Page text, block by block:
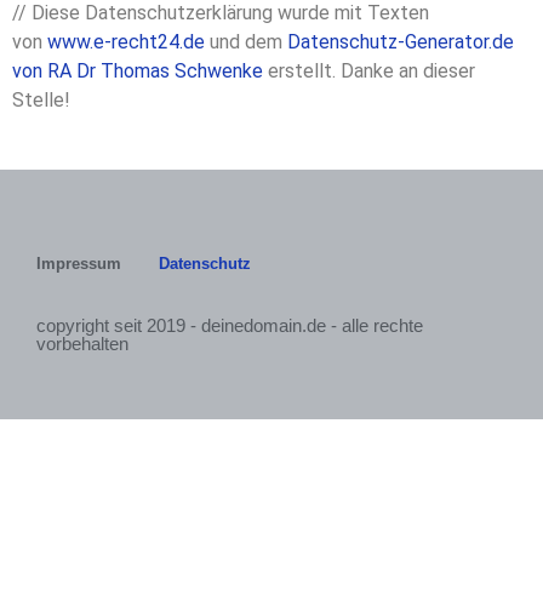
// Diese Datenschutzerklärung wurde mit Texten
von www.e-recht24.de und dem Datenschutz-Generator.de
von RA Dr Thomas Schwenke erstellt. Danke an dieser
Stelle!
Impressum Datenschutz
copyright seit 2019 - deinedomain.de - alle rechte
vorbehalten